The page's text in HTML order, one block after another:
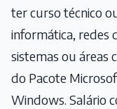
ter curso técnico
informática, redes
sistemas ou áreas
do Pacote
Windows. Salário